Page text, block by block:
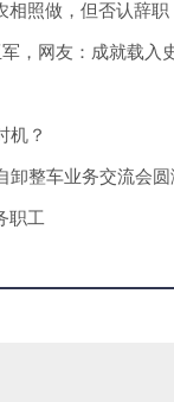
相照做，但否认辞职
，网友：成就载入
机？
卸整车业务交流会
职工